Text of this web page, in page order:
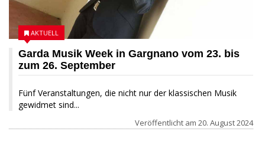
Garda Musik Week in Gargnano vom 23. bis
zum 26. September
Fünf Veranstaltungen, die nicht nur der klassischen Musik
gewidmet sind...
AKTUELL
Veröffentlicht am 20. August 2024